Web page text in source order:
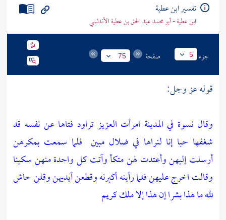
تفسير ابن عطية
ابن عطية - أبو محمد عبد الحق بن عطية الأندلسي
جزء 5 صفحة 75
قوله عز وجل:
وقال نسوة في المدينة امرأت العزيز تراود فتاها عن نفسه قد
شغفها حبا إنا لنراها في ضلال مبين فلما سمعت بمكرهن
أرسلت إليهن وأعتدت لهن متكأ وآتت كل واحدة منهن سكينا
وقالت اخرج عليهن فلما رأينه أكبرنه وقطعن أيديهن وقلن حاش
لله ما هذا بشرا إن هذا إلا ملك كريم